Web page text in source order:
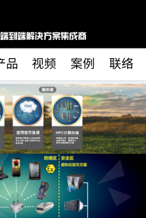
品 视频 案例 联络